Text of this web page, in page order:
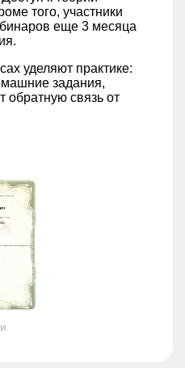
того, участники
еще 3 месяца
уделяют практике:
задания,
обратную связь от